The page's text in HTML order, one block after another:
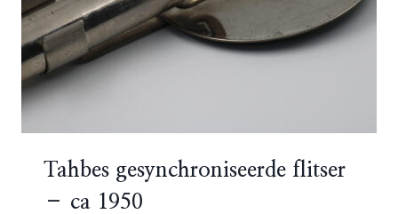
Tahbes gesynchroniseerde flitser
– ca 1950